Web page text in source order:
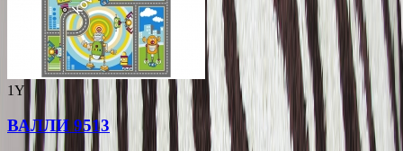
1Y
ВАЛЛИ 9513